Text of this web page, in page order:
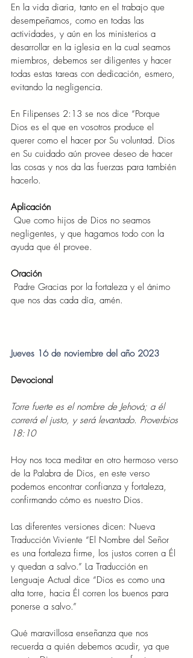
En la vida diaria, tanto en el trabajo que
desempeñamos, como en todas las
actividades, y aún en los ministerios a
desarrollar en la iglesia en la cual seamos
miembros, debemos ser diligentes y hacer
todas estas tareas con dedicación, esmero,
evitando la negligencia.
En Filipenses 2:13 se nos dice “Porque
Dios es el que en vosotros produce el
querer como el hacer por Su voluntad. Dios
en Su cuidado aún provee deseo de hacer
las cosas y nos da las fuerzas para también
hacerlo.
Aplicación
Que como hijos de Dios no seamos
negligentes, y que hagamos todo con la
ayuda que él provee.
Oración
Padre Gracias por la fortaleza y el ánimo
que nos das cada día, amén.
Jueves 16 de noviembre del año 2023
Devocional
Torre fuerte es el nombre de Jehová; a él
correrá el justo, y será levantado. Proverbios
18:10
Hoy nos toca meditar en otro hermoso verso
de la Palabra de Dios, en este verso
podemos encontrar confianza y fortaleza,
confirmando cómo es nuestro Dios.
Las diferentes versiones dicen: Nueva
Traducción Viviente “El Nombre del Señor
es una fortaleza firme, los justos corren a Él
y quedan a salvo.” La Traducción en
Lenguaje Actual dice “Dios es como una
alta torre, hacia Él corren los buenos para
ponerse a salvo.”
Qué maravillosa enseñanza que nos
recuerda a quién debemos acudir, ya que